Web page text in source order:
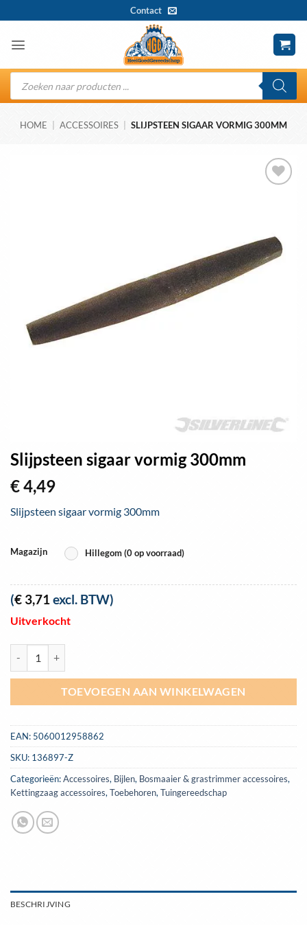
naar
inhoud
Contact
Producten
zoeken
HOME ACCESSOIRES SLIJPSTEEN SIGAAR VORMIG 300MM
Slijpsteen sigaar vormig 300mm
€4,49
Slijpsteen sigaar vormig 300mm
Magazijn Hillegom (0 op voorraad)
(€ 3,71excl. BTW)
Uitverkocht
TOEVOEGEN AAN WINKELWAGEN
EAN: 5060012958862
SKU: 136897-Z
Categorieën:Accessoires, Bijlen, Bosmaaier & grastrimmer accessoires,
Kettingzaag accessoires, Toebehoren, Tuingereedschap
BESCHRIJVING